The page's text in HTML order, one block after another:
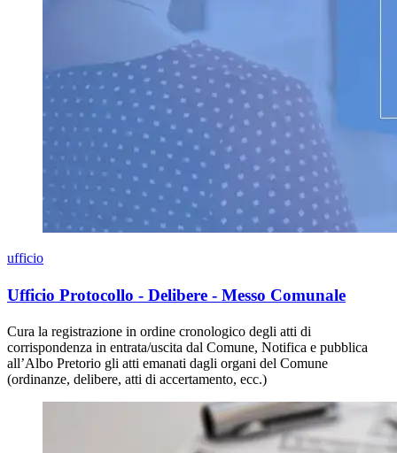
ufficio
Ufficio Protocollo - Delibere - Messo Comunale
Cura la registrazione in ordine cronologico degli atti di
corrispondenza in entrata/uscita dal Comune, Notifica e pubblica
all’Albo Pretorio gli atti emanati dagli organi del Comune
(ordinanze, delibere, atti di accertamento, ecc.)